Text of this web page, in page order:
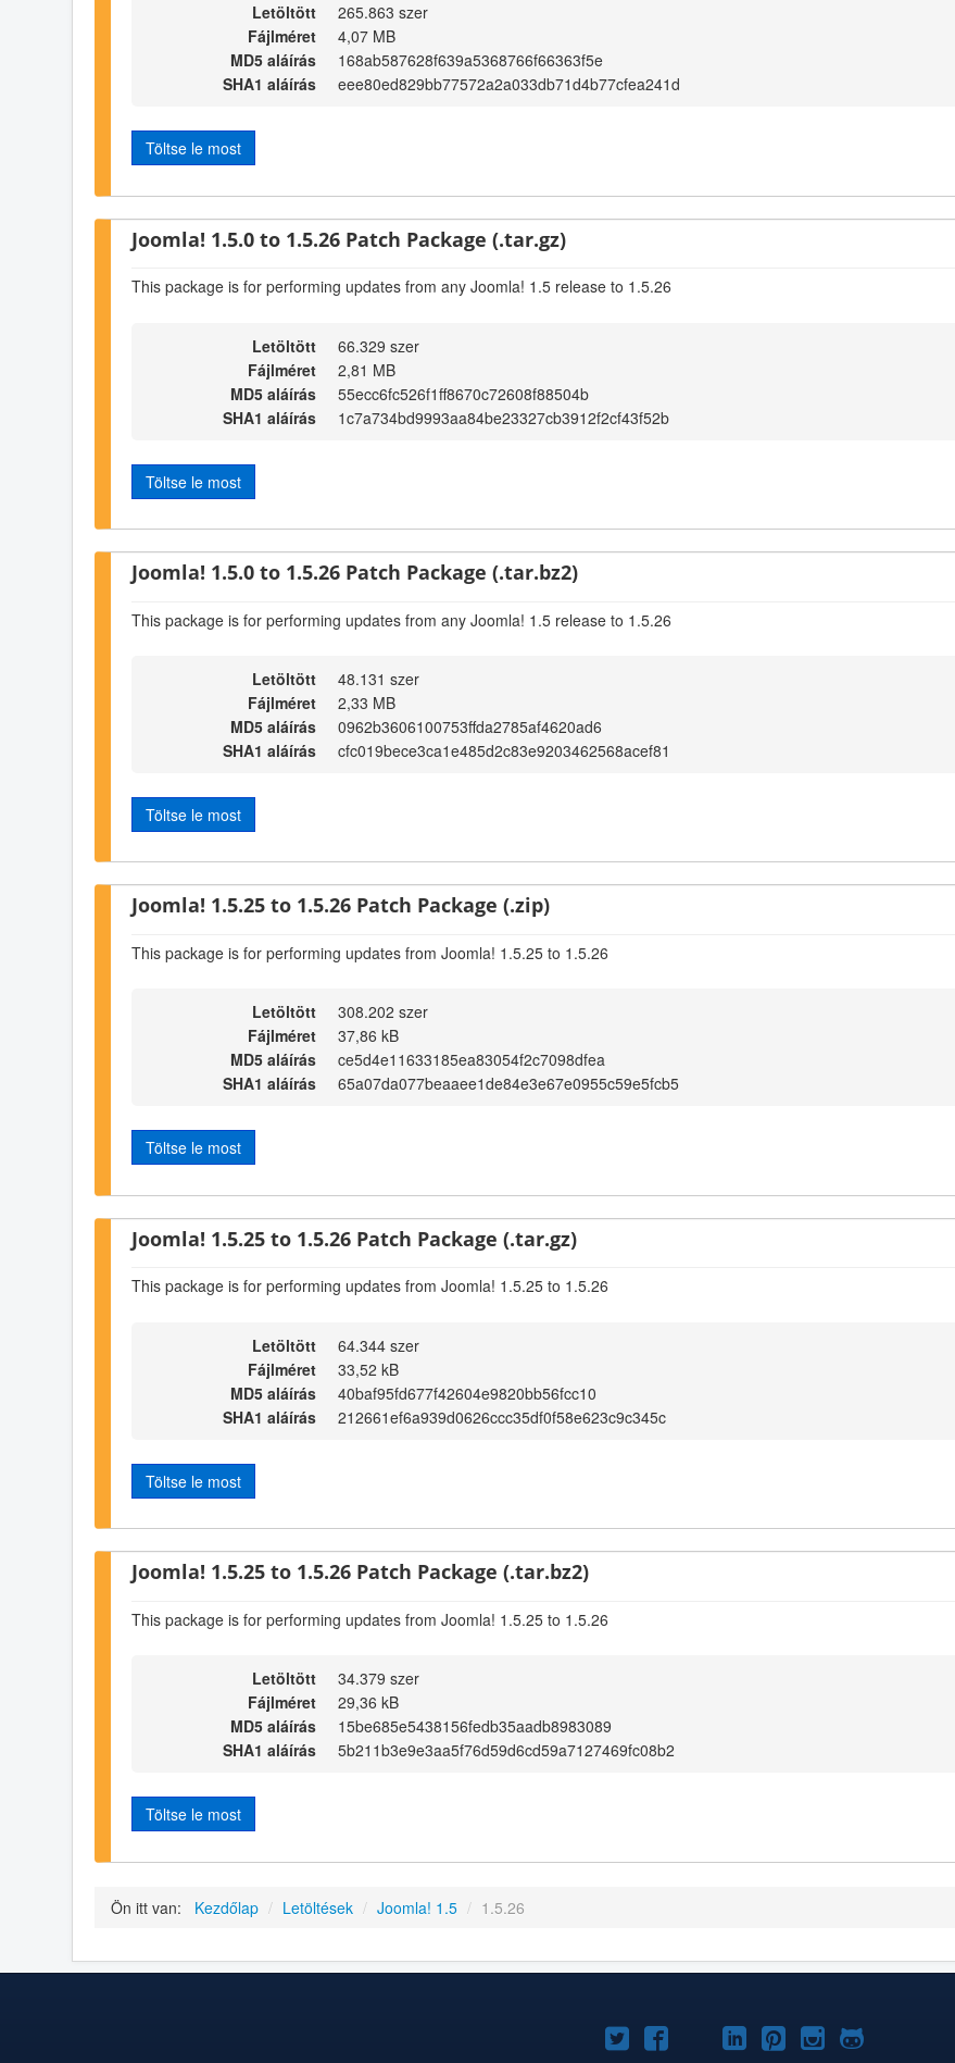
Letöltött
265.863 szer
Fájlméret
4,07 MB
MD5 aláírás
168ab587628f639a5368766f66363f5e
SHA1 aláírás
eee80ed829bb77572a2a033db71d4b77cfea241d
Töltse le most
Joomla! 1.5.0 to 1.5.26 Patch Package (.tar.gz)
This package is for performing updates from any Joomla! 1.5 release to 1.5.26
Letöltött
66.329 szer
Fájlméret
2,81 MB
MD5 aláírás
55ecc6fc526f1ff8670c72608f88504b
SHA1 aláírás
1c7a734bd9993aa84be23327cb3912f2cf43f52b
Töltse le most
Joomla! 1.5.0 to 1.5.26 Patch Package (.tar.bz2)
This package is for performing updates from any Joomla! 1.5 release to 1.5.26
Letöltött
48.131 szer
Fájlméret
2,33 MB
MD5 aláírás
0962b3606100753ffda2785af4620ad6
SHA1 aláírás
cfc019bece3ca1e485d2c83e9203462568acef81
Töltse le most
Joomla! 1.5.25 to 1.5.26 Patch Package (.zip)
This package is for performing updates from Joomla! 1.5.25 to 1.5.26
Letöltött
308.202 szer
Fájlméret
37,86 kB
MD5 aláírás
ce5d4e11633185ea83054f2c7098dfea
SHA1 aláírás
65a07da077beaaee1de84e3e67e0955c59e5fcb5
Töltse le most
Joomla! 1.5.25 to 1.5.26 Patch Package (.tar.gz)
This package is for performing updates from Joomla! 1.5.25 to 1.5.26
Letöltött
64.344 szer
Fájlméret
33,52 kB
MD5 aláírás
40baf95fd677f42604e9820bb56fcc10
SHA1 aláírás
212661ef6a939d0626ccc35df0f58e623c9c345c
Töltse le most
Joomla! 1.5.25 to 1.5.26 Patch Package (.tar.bz2)
This package is for performing updates from Joomla! 1.5.25 to 1.5.26
Letöltött
34.379 szer
Fájlméret
29,36 kB
MD5 aláírás
15be685e5438156fedb35aadb8983089
SHA1 aláírás
5b211b3e9e3aa5f76d59d6cd59a7127469fc08b2
Töltse le most
Ön itt van: Kezdőlap / Letöltések / Joomla! 1.5 / 1.5.26
Joomla!Joomla!Joomla!
Joomla!Joomla!
Joomla!Joomla!